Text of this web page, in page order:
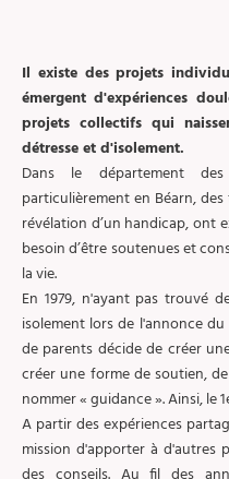
Il existe des projets
émergent d'expériences
projets collectifs qui
détresse et d'isolement.
Dans le département
particulièrement en Béarn,
révélation d’un handicap, ont
besoin d’être soutenues et
la vie.
En 1979, n'ayant pas trouvé
isolement lors de l'annonce
de parents décide de créer
créer une forme de soutien,
nommer « guidance ». Ainsi, le
A partir des expériences
mission d'apporter à